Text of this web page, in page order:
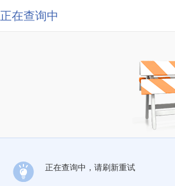
正在查询中
正在查询中，请刷新重试